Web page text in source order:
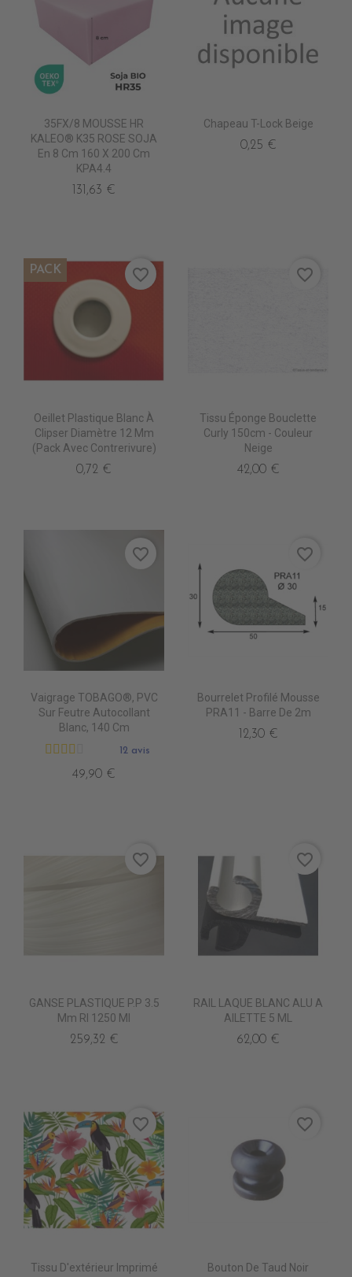
35FX/8 MOUSSE HR
KALEO® K35 ROSE SOJA
En 8 Cm 160 X 200 Cm
KPA4.4
131,63 €
Chapeau T-Lock Beige
0,25 €
Oeillet Plastique Blanc À
Clipser Diamètre 12 Mm
(pack Avec Contrerivure)
0,72 €
PACK favorite_border
Tissu Éponge Bouclette
Curly 150cm - Couleur
Neige
42,00 €
favorite_border
Vaigrage TOBAGO®, PVC
Sur Feutre Autocollant
Blanc, 140 Cm
12 avis
49,90 €
favorite_border
Bourrelet Profilé Mousse
PRA11 - Barre De 2m
12,30 €
favorite_border
GANSE PLASTIQUE P.P 3.5
Mm Rl 1250 Ml
259,32 €
favorite_border
RAIL LAQUE BLANC ALU A
AILETTE 5 ML
62,00 €
favorite_border
Tissu D'extérieur Imprimé
favorite_border
Bouton De Taud Noir
favorite_border